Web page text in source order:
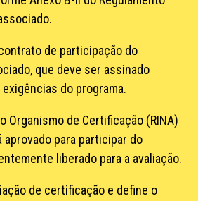
de participação do
que deve ser assinado
do programa.
Organismo de Certificação (RINA)
para participar do
liberado para a avaliação.
de certificação e define o